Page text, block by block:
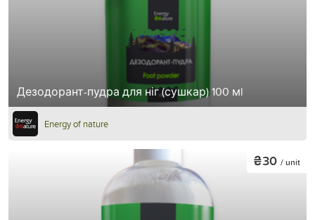
Дезодорант-пудра для ніг (сушкар) 100 мl
Energy of nature
₴30 / unit